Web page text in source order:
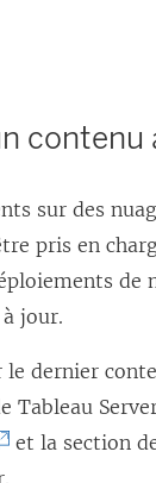
contenu
sur des
pris en
de
jour.
le dernier
Tableau
et la section